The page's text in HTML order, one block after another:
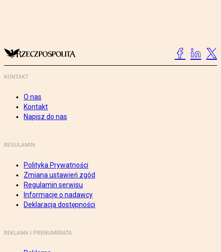
KONTAKT
O nas
Kontakt
Napisz do nas
REGULAMIN
Polityka Prywatności
Zmiana ustawień zgód
Regulamin serwisu
Informacje o nadawcy
Deklaracja dostępności
REKLAMA I PRENUMERATA